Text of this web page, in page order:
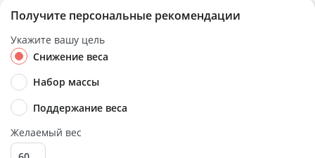
Получите персональные рекомендации
Укажите вашу цель
Снижение веса
Набор массы
Поддержание веса
Желаемый вес